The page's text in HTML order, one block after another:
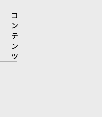
コ
ン
テ
ン
ツ